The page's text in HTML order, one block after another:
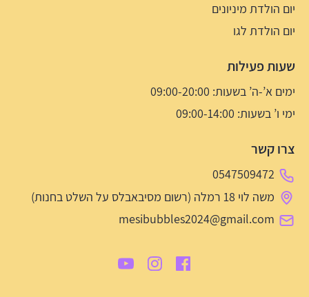
יום הולדת מיניונים
יום הולדת לגו
שעות פעילות
ימים א’-ה’ בשעות: 09:00-20:00
ימי ו’ בשעות: 09:00-14:00
צרו קשר
0547509472
משה לוי 18 רמלה (רשום מסיבאבלס על השלט בחנות)
mesibubbles2024@gmail.com